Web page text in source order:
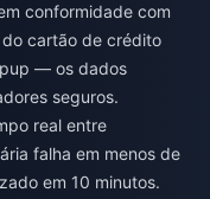
conformidade com
do cartão de crédito
— os dados
seguros.
real entre
falha em menos de
em 10 minutos.